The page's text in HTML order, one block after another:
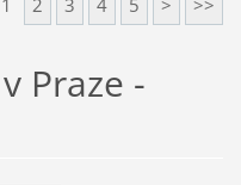
1 2 3 4 5 > >>
Praze -